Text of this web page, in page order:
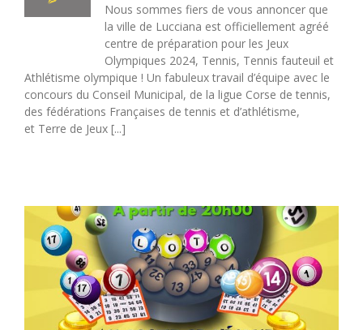
Nous sommes fiers de vous annoncer que
la ville de Lucciana est officiellement agréé
centre de préparation pour les Jeux
Olympiques 2024, Tennis, Tennis fauteuil et
Athlétisme olympique ! Un fabuleux travail d’équipe avec le
concours du Conseil Municipal, de la ligue Corse de tennis,
des fédérations Françaises de tennis et d’athlétisme,
et Terre de Jeux [...]